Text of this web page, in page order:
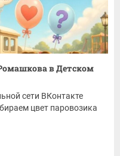
в Детском
сети ВКонтакте
цвет паровозика